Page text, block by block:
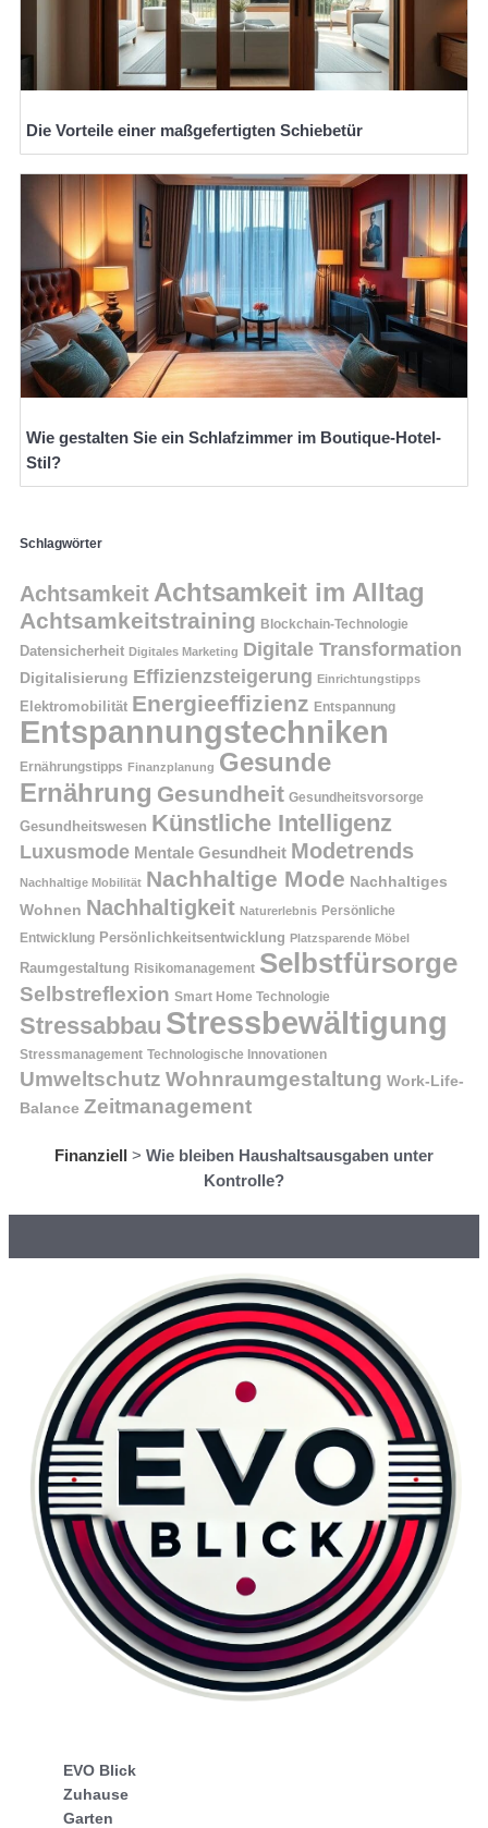
Die Vorteile einer maßgefertigten Schiebetür
Wie gestalten Sie ein Schlafzimmer im Boutique-Hotel-
Stil?
Schlagwörter
Achtsamkeit Achtsamkeit im Alltag
Achtsamkeitstraining Blockchain-Technologie
Datensicherheit Digitales Marketing Digitale Transformation
Digitalisierung Effizienzsteigerung Einrichtungstipps
Elektromobilität Energieeffizienz Entspannung
Entspannungstechniken
Ernährungstipps Finanzplanung Gesunde
Ernährung Gesundheit Gesundheitsvorsorge
Gesundheitswesen Künstliche Intelligenz
Luxusmode Mentale Gesundheit Modetrends
Nachhaltige Mobilität Nachhaltige Mode Nachhaltiges
Wohnen Nachhaltigkeit Naturerlebnis Persönliche
Entwicklung Persönlichkeitsentwicklung Platzsparende Möbel
Raumgestaltung Risikomanagement Selbstfürsorge
Selbstreflexion Smart Home Technologie
Stressabbau Stressbewältigung
Stressmanagement Technologische Innovationen
Umweltschutz Wohnraumgestaltung Work-Life-
Balance Zeitmanagement
Finanziell > Wie bleiben Haushaltsausgaben unter
Kontrolle?
EVO Blick
Zuhause
Garten